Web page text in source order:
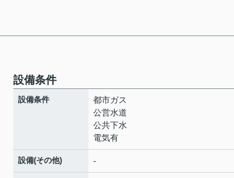
設備条件
設備条件
都市ガス
公営水道
公共下水
電気有
設備(その他) -